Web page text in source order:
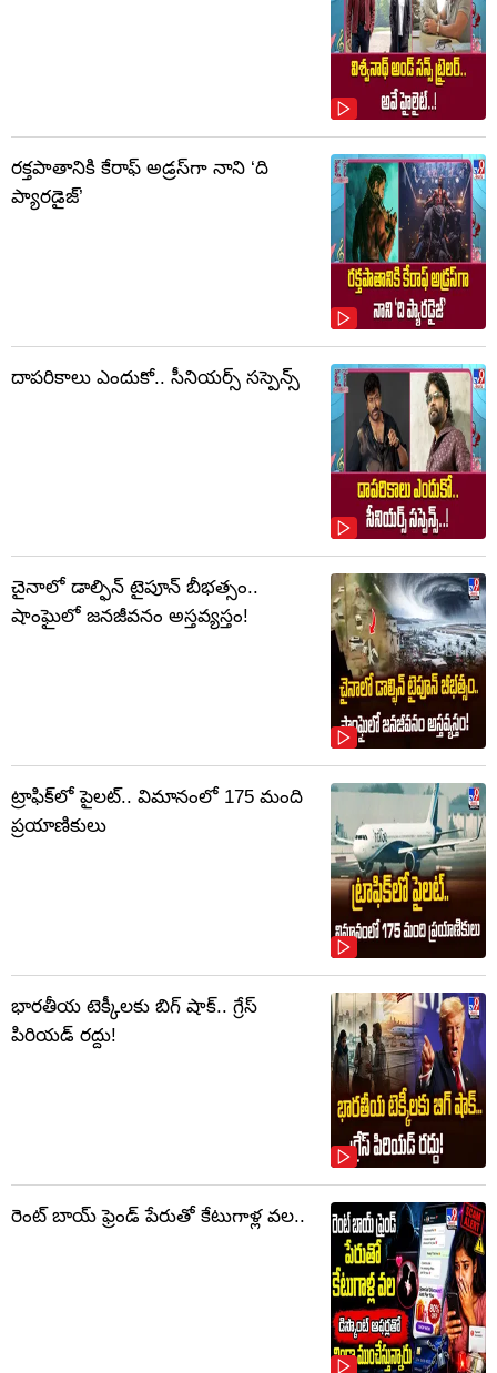
రక్తపాతానికి కేరాఫ్ అడ్రస్‌గా నాని ‘ది
ప్యారడైజ్’
దాపరికాలు ఎందుకో.. సీనియర్స్ సస్పెన్స్
చైనాలో డాల్ఫిన్‌ టైపూన్‌ బీభత్సం..
షాంఘైలో జనజీవనం అస్తవ్యస్తం!
ట్రాఫిక్‌లో పైలట్‌.. విమానంలో 175 మంది
ప్రయాణికులు
భారతీయ టెక్కీలకు బిగ్‌ షాక్‌.. గ్రేస్
పిరియడ్ రద్దు!
రెంట్ బాయ్‌ ఫ్రెండ్ పేరుతో కేటుగాళ్ల వల..